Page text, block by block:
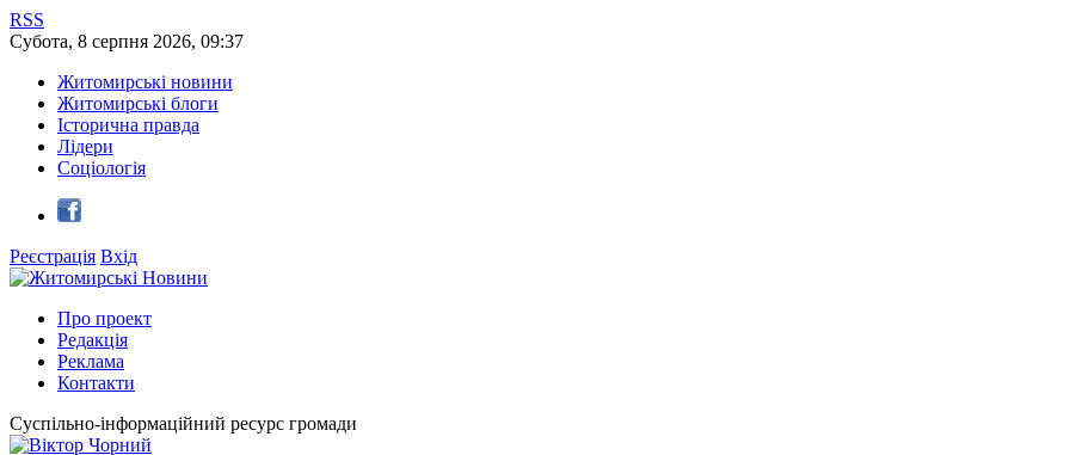
RSS
Субота, 8 серпня 2026, 09:37
Житомирські новини
Житомирські блоги
Історична правда
Лідери
Соціологія
Реєстрація Вхід
Про проект
Редакція
Реклама
Контакти
Суспільно-інформаційний ресурс громади